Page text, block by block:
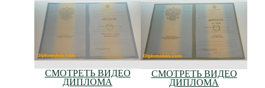
СМОТРЕТЬ ВИДЕО
ДИПЛОМА
СМОТРЕТЬ ВИДЕО
ДИПЛОМА